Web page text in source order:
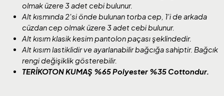
olmak üzere 3 adet cebi bulunur.
Alt kısmında 2'si önde bulunan torba cep, 1'i de arkada
cüzdan cep olmak üzere 3 adet cebi bulunur.
Alt kısım klasik kesim pantolon paçası şeklindedir.
Alt kısım lastiklidir ve ayarlanabilir bağcığa sahiptir. Bağcık
rengi değişiklik gösterebilir.
TERİKOTON KUMAŞ %65 Polyester %35 Cottondur.